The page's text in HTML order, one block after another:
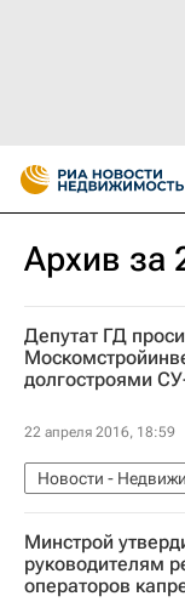
Архив за
Депутат ГД
долгостроями
22 апреля 2016, 18:59
Новости -
Дольщики
Достройка
Жилье
Россия
Минстрой
руководителям
операторов